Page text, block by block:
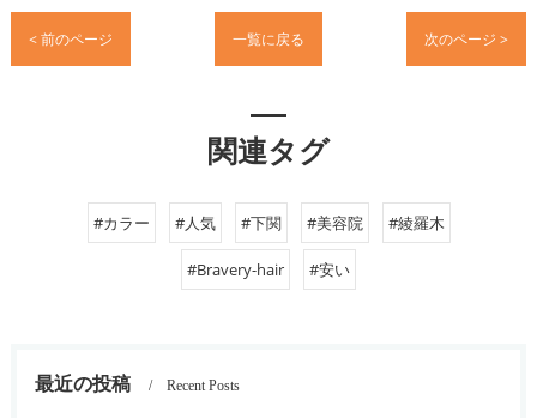
< 前のページ 一覧に戻る 次のページ >
関連タグ
#カラー #人気 #下関 #美容院 #綾羅木
#Bravery-hair #安い
最近の投稿 Recent Posts